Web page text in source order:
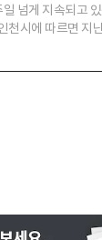
일 넘게 지속되고
천시에 따르면 지